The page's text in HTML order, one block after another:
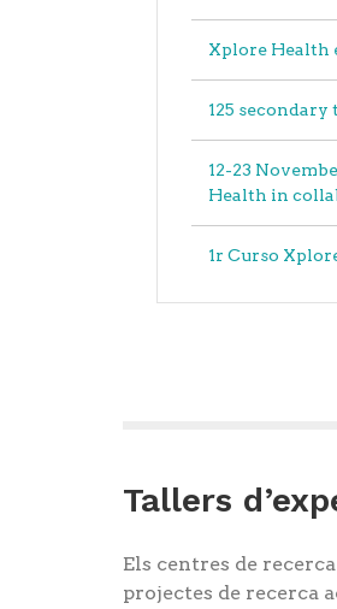
Xplore Health
125
12-23
Health in
1r Curso
Tallers
Els centres de
projectes de recerca